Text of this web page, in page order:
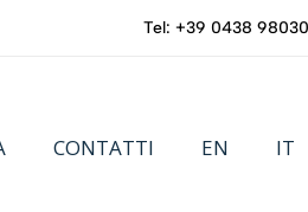
Tel: +39 0438
CONTATTI EN IT